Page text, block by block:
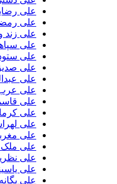
علی رضایی
علی رمضانپور و
علی زند وکیلی
علی سپاهی
علی ستوده
علی صدیق
علی عبدالمالکی
علی عرب تبار
علی قاسمی
علی کرمانشاهی
علی لهراسبی
علی مغربی
علی ملک پور
علی نظریان
علی یاسینی
علی یگانه